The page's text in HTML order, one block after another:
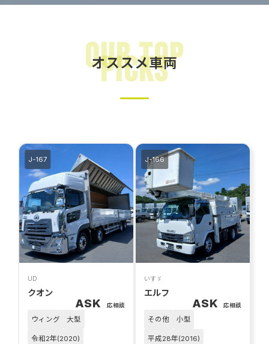
条件をリセットする
オススメ車両
Our Top
Picks
UD
クオン
ASK 応相談
ウィング 大型
令和2年(2020)
J-167
いすゞ
エルフ
ASK 応相談
その他 小型
平成28年(2016)
J-166